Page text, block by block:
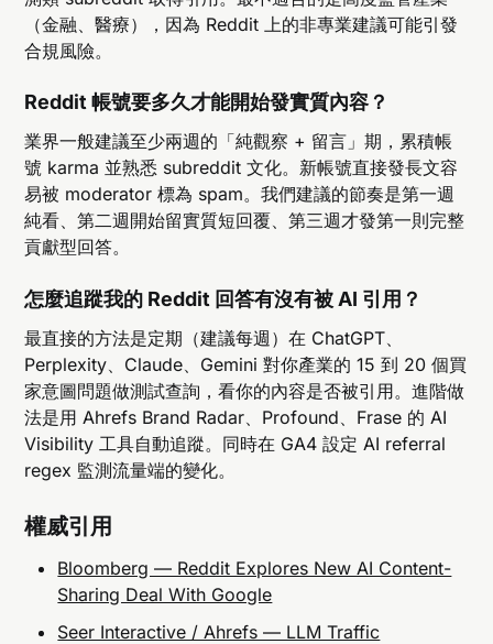
（金融、醫療），因為 Reddit 上的非專業建議可能引發
合規風險。
Reddit 帳號要多久才能開始發實質內容？
業界一般建議至少兩週的「純觀察 + 留言」期，累積帳
號 karma 並熟悉 subreddit 文化。新帳號直接發長文容
易被 moderator 標為 spam。我們建議的節奏是第一週
純看、第二週開始留實質短回覆、第三週才發第一則完整
貢獻型回答。
怎麼追蹤我的 Reddit 回答有沒有被 AI 引用？
最直接的方法是定期（建議每週）在 ChatGPT、
Perplexity、Claude、Gemini 對你產業的 15 到 20 個買
家意圖問題做測試查詢，看你的內容是否被引用。進階做
法是用 Ahrefs Brand Radar、Profound、Frase 的 AI
Visibility 工具自動追蹤。同時在 GA4 設定 AI referral
regex 監測流量端的變化。
權威引用
Bloomberg — Reddit Explores New AI Content-
Sharing Deal With Google
Seer Interactive / Ahrefs — LLM Traffic